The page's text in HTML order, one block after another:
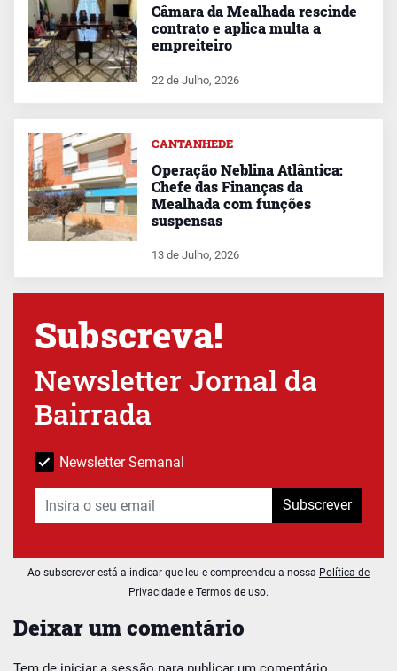
Deixar um comentário
Câmara da Mealhada rescinde
contrato e aplica multa a
empreiteiro
22 de Julho, 2026
CANTANHEDE
Operação Neblina Atlântica:
Chefe das Finanças da
Mealhada com funções
suspensas
13 de Julho, 2026
Subscreva!
Newsletter Jornal da
Bairrada
Newsletter Semanal
Subscrever
Ao subscrever está a indicar que leu e compreendeu a nossa Política de
Privacidade e Termos de uso.